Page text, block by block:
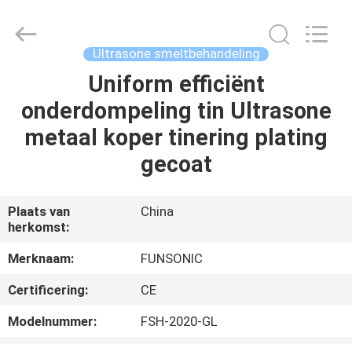
PRODUCTEN
ONS
FABRIEKSTOCHT
KWALITEITSCONTROLE
Equipment
Co.,Ltd.
Ultrasone smeltbehandeling
Uniform efficiënt
onderdompeling tin Ultrasone
metaal koper tinering plating
gecoat
Plaats van
herkomst:
China
Merknaam:
FUNSONIC
Certificering:
CE
Modelnummer:
FSH-2020-GL